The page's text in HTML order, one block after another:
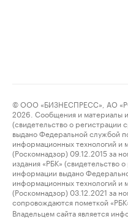
© ООО «БИЗНЕСПРЕСС», АО
2026. Сообщения и материалы
(свидетельство о регистрации
выдано Федеральной службой
информационных технологий и
(Роскомнадзор) 09.12.2015 за
издания «РБК» (свидетельство
информации выдано
информационных технологий и
(Роскомнадзор) 03.12.2021 за
сопровождаются пометкой
Владельцем сайта является